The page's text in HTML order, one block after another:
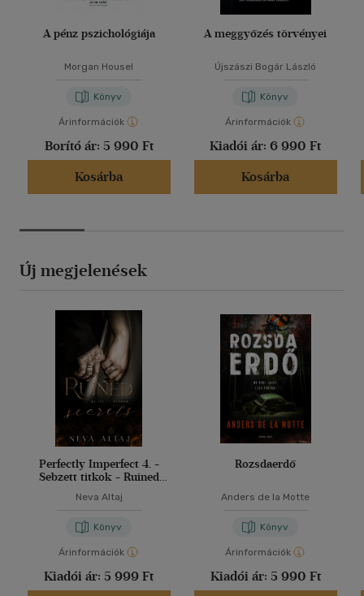
A pénz pszichológiája
Morgan Housel
Könyv
Árinformációk
Borító ár: 5 990 Ft
Kosárba
A meggyőzés törvényei
Újszászi Bogár László
Könyv
Árinformációk
Kiadói ár: 6 990 Ft
Kosárba
Új megjelenések
Perfectly Imperfect 4. -
Sebzett titkok - Ruined
Neva Altaj
Könyv
Árinformációk
Kiadói ár: 5 999 Ft
Rozsdaerdő
Anders de la Motte
Könyv
Árinformációk
Kiadói ár: 5 990 Ft